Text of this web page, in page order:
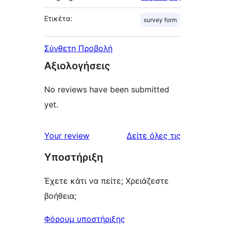
Ετικέτα: survey form
Σύνθετη Προβολή
Αξιολογήσεις
No reviews have been submitted
yet.
Your review Δείτε όλες τις
Υποστήριξη
Έχετε κάτι να πείτε; Χρειάζεστε
βοήθεια;
Φόρουμ υποστήριξης